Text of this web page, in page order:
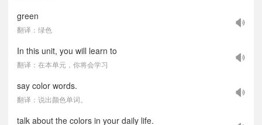
green
翻译：绿色
In this unit, you will learn to
翻译：在本单元，你将会学习
say color words.
翻译：说出颜色单词。
talk about the colors in your daily life.